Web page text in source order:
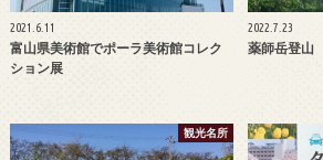
2021.6.11
富山県美術館でポーラ美術館コレク
ション展
2022.7.23
薬師岳登山
観光名所